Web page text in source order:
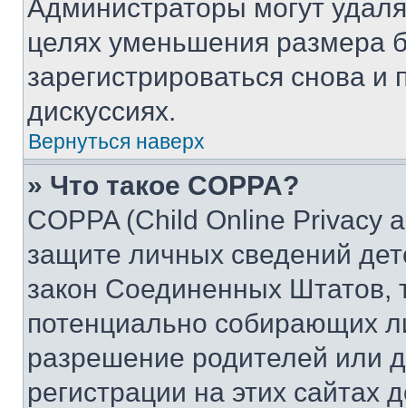
Администраторы могут
целях уменьшения размера
зарегистрироваться снова и
дискуссиях.
Вернуться наверх
» Что такое COPPA?
COPPA (Child Online Privacy
защите личных сведений
закон Соединенных Штатов,
потенциально собирающих
разрешение родителей или
регистрации на этих сайтах